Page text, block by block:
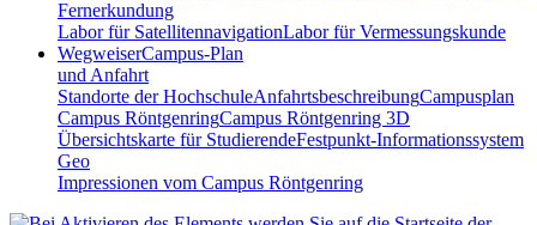
Fernerkundung
Labor für SatellitennavigationLabor für Vermessungskunde
WegweiserCampus-Plan
und Anfahrt
Standorte der HochschuleAnfahrtsbeschreibungCampusplan
Campus RöntgenringCampus Röntgenring 3D
Übersichtskarte für StudierendeFestpunkt-Informationssystem
Geo
Impressionen vom Campus Röntgenring